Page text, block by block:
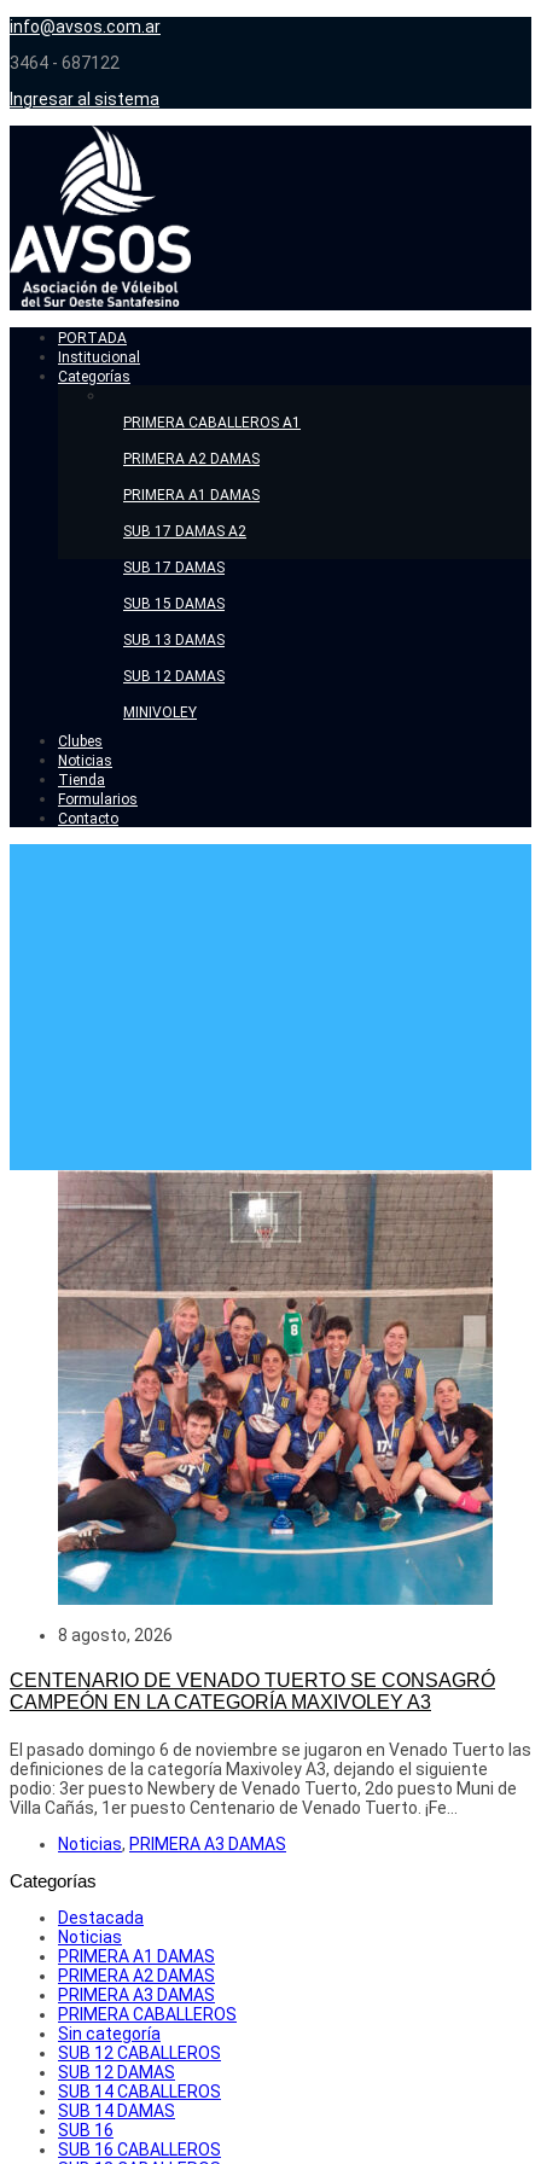
info@avsos.com.ar
3464 - 687122
Ingresar al sistema
PORTADA
Institucional
Categorías
PRIMERA CABALLEROS A1
PRIMERA A2 DAMAS
PRIMERA A1 DAMAS
SUB 17 DAMAS A2
SUB 17 DAMAS
SUB 15 DAMAS
SUB 13 DAMAS
SUB 12 DAMAS
MINIVOLEY
Clubes
Noticias
Tienda
Formularios
Contacto
8 agosto, 2026
CENTENARIO DE VENADO TUERTO SE CONSAGRÓ
CAMPEÓN EN LA CATEGORÍA MAXIVOLEY A3
El pasado domingo 6 de noviembre se jugaron en Venado Tuerto las
definiciones de la categoría Maxivoley A3, dejando el siguiente
podio: 3er puesto Newbery de Venado Tuerto, 2do puesto Muni de
Villa Cañás, 1er puesto Centenario de Venado Tuerto. ¡Fe...
Noticias, PRIMERA A3 DAMAS
Categorías
Destacada
Noticias
PRIMERA A1 DAMAS
PRIMERA A2 DAMAS
PRIMERA A3 DAMAS
PRIMERA CABALLEROS
Sin categoría
SUB 12 CABALLEROS
SUB 12 DAMAS
SUB 14 CABALLEROS
SUB 14 DAMAS
SUB 16
SUB 16 CABALLEROS